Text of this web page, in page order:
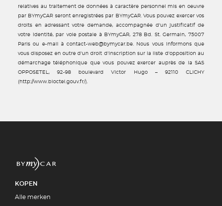
relatives au traitement de données à caractère personnel mis en oeuvre
par BYmyCAR seront enregistrées par BYmyCAR. Vous pouvez exercer vos
droits en adressant votre demande, accompagnée d'un justificatif de
votre identité, par voie postale à BYmyCAR, 278 Bd. St. Germain, 75007
Paris ou e-mail à contact-web@bymycar.be. Nous vous informons que
vous disposez en outre d'un droit d'inscription sur la liste d'opposition au
démarchage téléphonique que vous pouvez exercer auprès de la SAS
OPPOSETEL, 92-98 boulevard Victor Hugo – 92110 CLICHY
(http://www.bloctel.gouv.fr/).
KOPEN
Alle merken